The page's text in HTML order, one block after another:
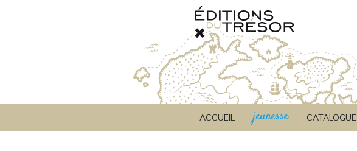
CATALOGUE
jeunesse
ACCUEIL